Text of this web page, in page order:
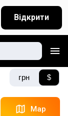
Відкрити
грн $
Map